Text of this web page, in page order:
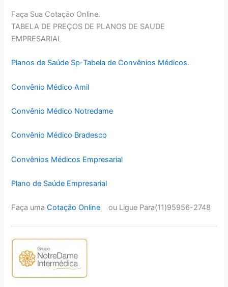
Faça Sua Cotação Online.
TABELA DE PREÇOS DE PLANOS DE SAUDE
EMPRESARIAL
Planos de Saúde Sp-Tabela de Convênios Médicos.
Convênio Médico Amil
Convênio Médico Notredame
Convênio Médico Bradesco
Convênios Médicos Empresarial
Plano de Saúde Empresarial
Faça umaCotação Online ou Ligue Para(11)95956-2748